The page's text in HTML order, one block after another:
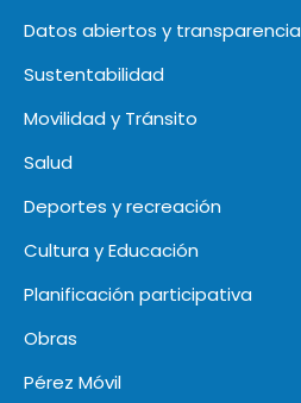
Datos abiertos y transparencia
Sustentabilidad
Movilidad y Tránsito
Salud
Deportes y recreación
Cultura y Educación
Planificación participativa
Obras
Pérez Móvil